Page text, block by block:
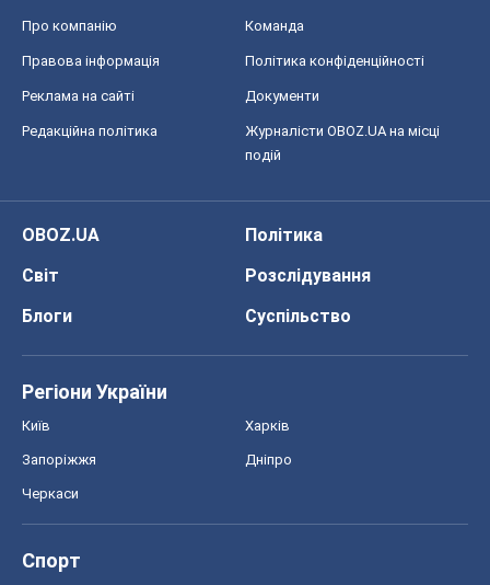
Про компанію Команда
Правова інформація Політика конфіденційності
Реклама на сайті Документи
Редакційна політика
Журналісти OBOZ.UA на місці
подій
OBOZ.UA
Політика
Світ
Розслідування
Блоги
Суспільство
Регіони України
Київ Харків
Запоріжжя Дніпро
Черкаси
Спорт